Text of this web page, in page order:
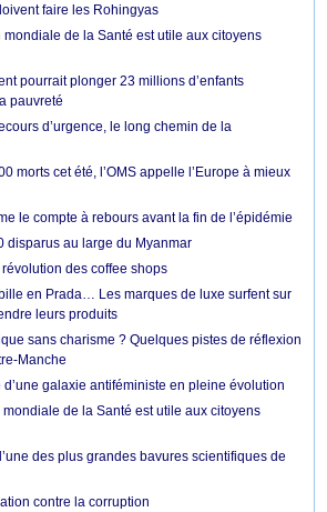
faire les Rohingyas
mondiale de la Santé est utile aux citoyens
pourrait plonger 23 millions d’enfants
pauvreté
d’urgence, le long chemin de la
morts cet été, l’OMS appelle l’Europe à mieux
le compte à rebours avant la fin de l’épidémie
disparus au large du Myanmar
des coffee shops
en Prada… Les marques de luxe surfent sur
leurs produits
sans charisme ? Quelques pistes de réflexion
Manche
galaxie antiféministe en pleine évolution
de la Santé est utile aux citoyens
des plus grandes bavures scientifiques de
contre la corruption